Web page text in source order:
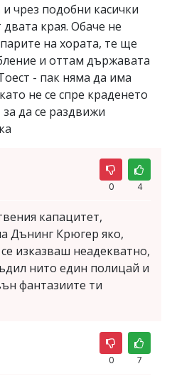
чрез подобни касички
края. Обаче не
на хората, те ще
и оттам държавата
- пак няма да има
не се спре краденето
да се раздвижи
0 4
капацитет,
Дънинг Крюгер яко,
изказваш неадекватно,
нито един полицай и
фантазиите ти
0 7